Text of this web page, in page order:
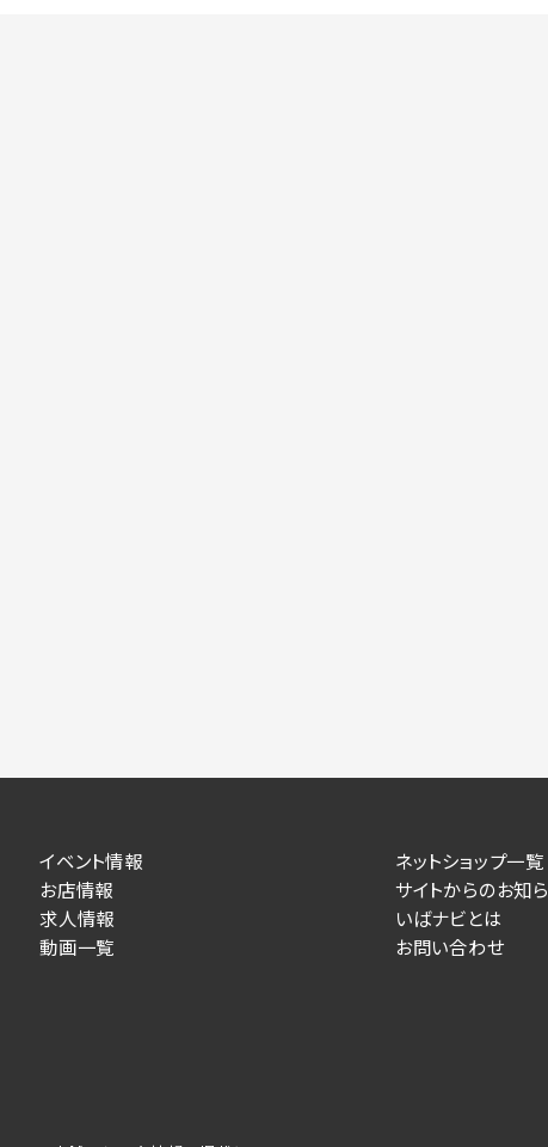
イベント情報
お店情報
求人情報
動画一覧
ネットショップ一覧
サイトからのお知
いばナビとは
お問い合わせ